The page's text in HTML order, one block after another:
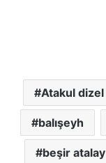
Atakul dizel
balışeyh
beşir atalay